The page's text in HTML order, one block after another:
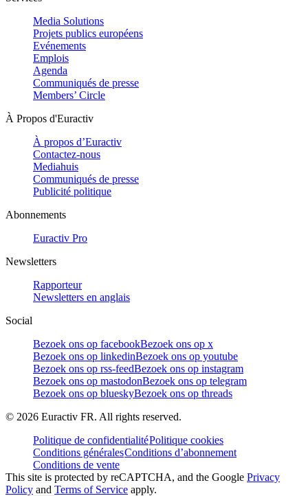
Media Solutions
Projets publics européens
Evénements
Emplois
Agenda
Communiqués de presse
Members’ Circle
À Propos d'Euractiv
À propos d’Euractiv
Contactez-nous
Mediahuis
Communiqués de presse
Publicité politique
Abonnements
Euractiv Pro
Newsletters
Rapporteur
Newsletters en anglais
Social
Bezoek ons op facebookBezoek ons op x
Bezoek ons op linkedinBezoek ons op youtube
Bezoek ons op rss-feedBezoek ons op instagram
Bezoek ons op mastodonBezoek ons op telegram
Bezoek ons op blueskyBezoek ons op threads
© 2026 Euractiv FR. All rights reserved.
Politique de confidentialitéPolitique cookies
Conditions généralesConditions d’abonnement
Conditions de vente
This site is protected by reCAPTCHA, and the Google Privacy
Policy and Terms of Service apply.